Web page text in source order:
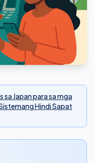
sa Japan para sa mga
Hindi Sapat